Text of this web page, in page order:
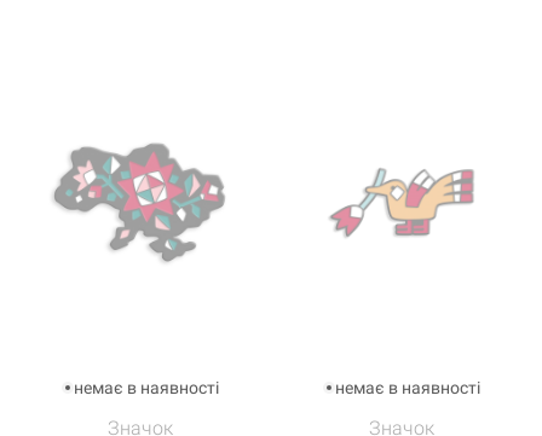
немає в наявності
Значок
немає в наявності
Значок